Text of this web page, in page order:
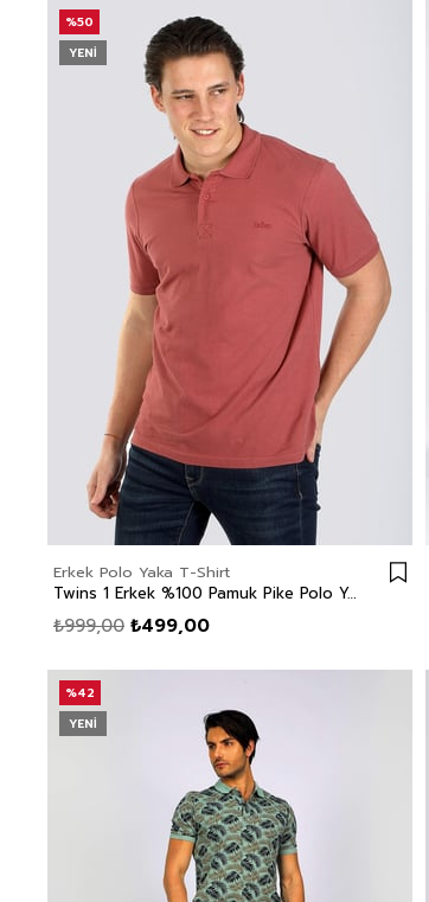
Erkek Polo Yaka T-Shirt
Twins 1 Erkek %100 Pamuk Pike Polo Yaka T-Shirt Gül Kurusu
₺499,00
₺999,00
%50
YENI
%42
YENI